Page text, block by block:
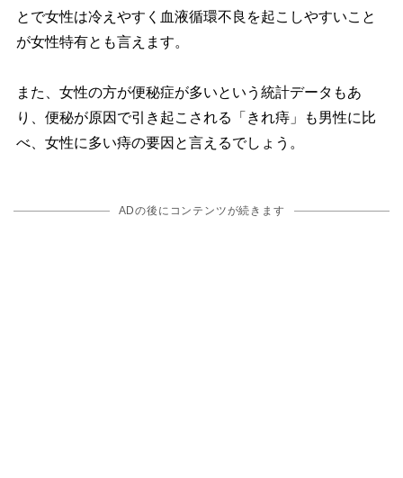
とで女性は冷えやすく血液循環不良を起こしやすいこと
が女性特有とも言えます。
また、女性の方が便秘症が多いという統計データもあ
り、便秘が原因で引き起こされる「きれ痔」も男性に比
べ、女性に多い痔の要因と言えるでしょう。
ADの後にコンテンツが続きます